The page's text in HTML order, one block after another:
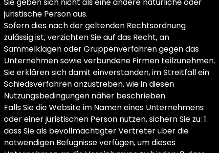
juristische Person aus.
Sofern dies nach der geltenden Rechtsordnung
zulässig ist, verzichten Sie auf das Recht, an
Sammelklagen oder Gruppenverfahren gegen das
Unternehmen sowie verbundene Firmen teilzunehmen.
Sie erklären sich damit einverstanden, im Streitfall ein
Schiedsverfahren anzustreben, wie in diesen
Nutzungsbedingungen näher beschrieben.
Falls Sie die Website im Namen eines Unternehmens
oder einer juristischen Person nutzen, sichern Sie zu: 1.
dass Sie als bevollmächtigter Vertreter über die
notwendigen Befugnisse verfügen, um dieses